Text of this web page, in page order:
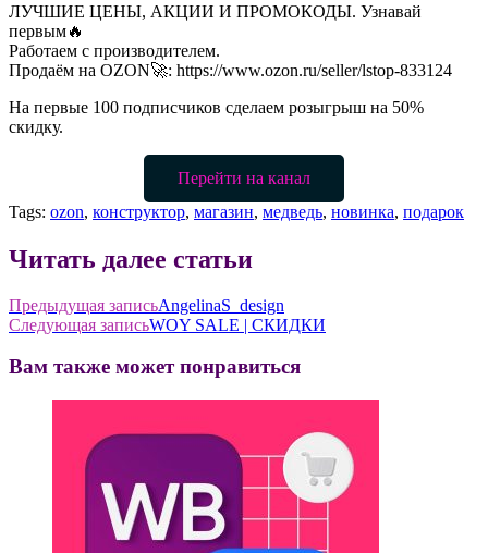
ЛУЧШИЕ ЦЕНЫ, АКЦИИ И ПРОМОКОДЫ. Узнавай
первым🔥
Работаем с производителем.
Продаём на OZON🚀: https://www.ozon.ru/seller/lstop-833124
На первые 100 подписчиков сделаем розыгрыш на 50%
скидку.
Перейти на канал
Tags: ozon, конструктор, магазин, медведь, новинка, подарок
Читать далее статьи
Предыдущая записьAngelinaS_design
Следующая записьWOY SALE | СКИДКИ
Вам также может понравиться